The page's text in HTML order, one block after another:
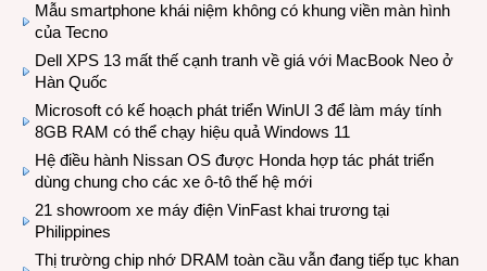
Mẫu smartphone khái niệm không có khung viền màn hình
của Tecno
Dell XPS 13 mất thế cạnh tranh về giá với MacBook Neo ở
Hàn Quốc
Microsoft có kế hoạch phát triển WinUI 3 để làm máy tính
8GB RAM có thể chạy hiệu quả Windows 11
Hệ điều hành Nissan OS được Honda hợp tác phát triển
dùng chung cho các xe ô-tô thế hệ mới
21 showroom xe máy điện VinFast khai trương tại
Philippines
Thị trường chip nhớ DRAM toàn cầu vẫn đang tiếp tục khan